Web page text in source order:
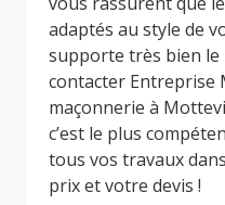
adaptés au style de
supporte très bien le
contacter Entreprise
maçonnerie à
c’est le plus
tous vos travaux
prix et votre devis !